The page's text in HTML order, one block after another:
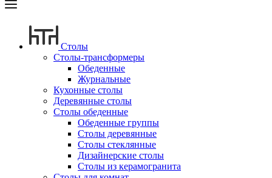
Столы
Столы-трансформеры
Обеденные
Журнальные
Кухонные столы
Деревянные столы
Столы обеденные
Обеденные группы
Столы деревянные
Столы стеклянные
Дизайнерские столы
Столы из керамогранита